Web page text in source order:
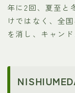
年に2回、夏至と
けではなく、全
を消し、キャン